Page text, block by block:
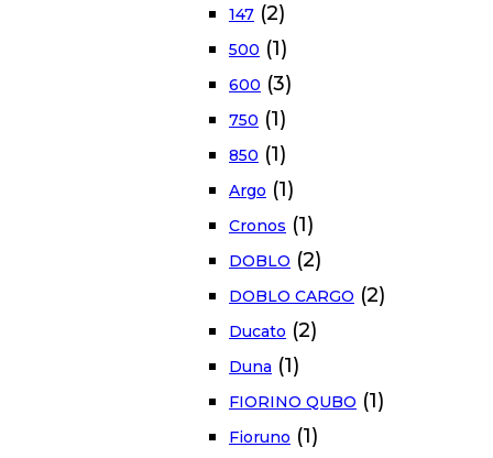
147 (2)
500 (1)
600 (3)
750 (1)
850 (1)
Argo (1)
Cronos (1)
DOBLO (2)
DOBLO CARGO (2)
Ducato (2)
Duna (1)
FIORINO QUBO (1)
Fioruno (1)